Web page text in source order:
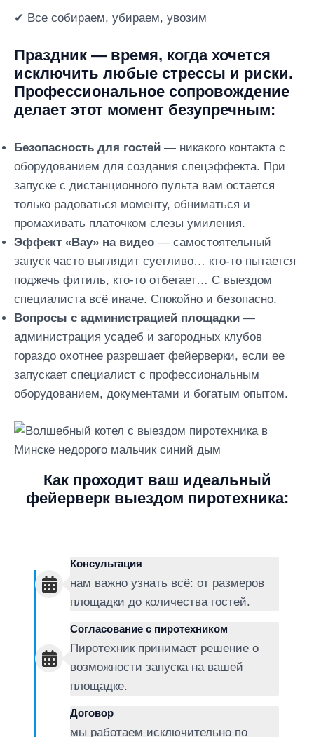
✔ Все собираем, убираем, увозим
Праздник — время, когда хочется
исключить любые стрессы и риски.
Профессиональное сопровождение
делает этот момент безупречным:
Безопасность для гостей — никакого контакта с
оборудованием для создания спецэффекта. При
запуске с дистанционного пульта вам остается
только радоваться моменту, обниматься и
промахивать платочком слезы умиления.
Эффект «Вау» на видео — самостоятельный
запуск часто выглядит суетливо… кто-то пытается
поджечь фитиль, кто-то отбегает… С выездом
специалиста всё иначе. Спокойно и безопасно.
Вопросы с администрацией площадки —
администрация усадеб и загородных клубов
гораздо охотнее разрешает фейерверки, если ее
запускает специалист с профессиональным
оборудованием, документами и богатым опытом.
Как проходит ваш идеальный
фейерверк выездом пиротехника:
Консультация
нам важно узнать всё: от размеров
площадки до количества гостей.
Согласование с пиротехником
Пиротехник принимает решение о
возможности запуска на вашей
площадке.
Договор
мы работаем исключительно по